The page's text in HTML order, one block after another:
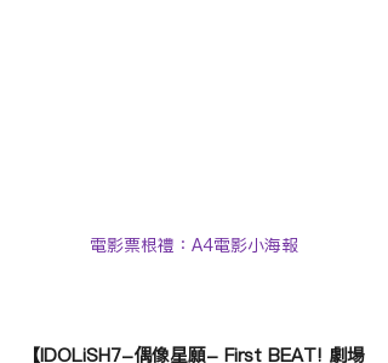
電影票根禮：A4電影小海報
【IDOLiSH7-偶像星願- First BEAT! 劇場